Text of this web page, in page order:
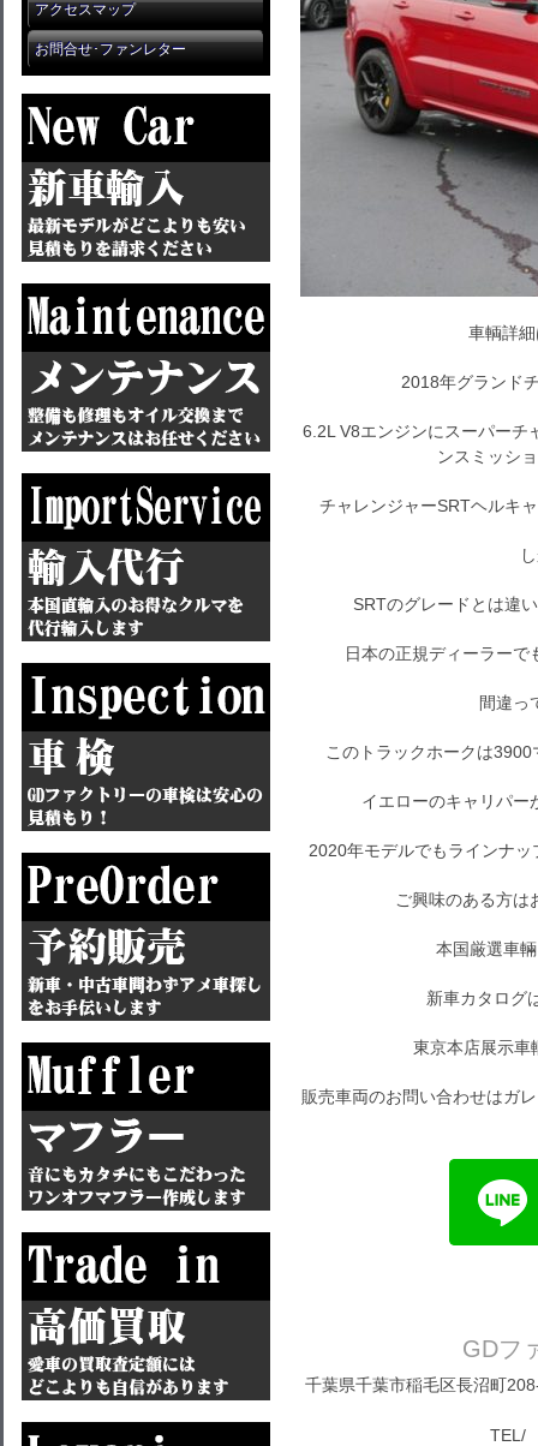
アクセスマップ
お問合せ･ファンレター
車輌詳
2018年グランド
6.2L V8エンジンにスーパーチ
ンスミッシ
チャレンジャーSRTヘルキ
SRTのグレードとは違
日本の正規ディーラー
間違っ
このトラックホークは
イエローのキャリパー
2020年モデルでもラインナ
ご興味のある方は
本国厳選車
新車カタログ
東京本店展示
販売車両のお問い合わせはガ
GDフ
千葉県千葉市稲毛区長沼町
TEL/